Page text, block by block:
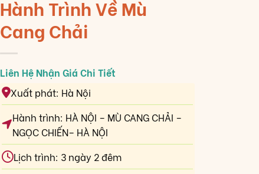
Hành Trình Về Mù
Cang Chải
Xuất phát: Hà Nội
Hành trình: HÀ NỘI – MÙ CANG CHẢI –
NGỌC CHIẾN– HÀ NỘI
Lịch trình: 3 ngày 2 đêm